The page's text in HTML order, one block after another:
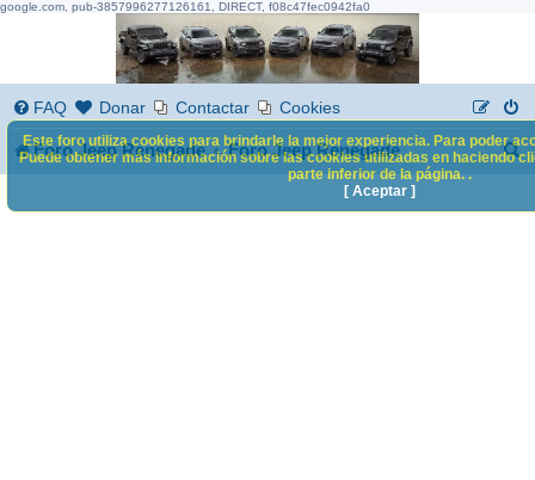
google.com, pub-3857996277126161, DIRECT, f08c47fec0942fa0
FAQ Donar Contactar Cookies
Foro Jeep Renegade Foro Jeep Renegade
B
s
Este foro utiliza cookies para brindarle la mejor experiencia. Para poder
Puede obtener más información sobre las cookies utilizadas en haciendo
parte inferior de la página. .
[ Aceptar ]